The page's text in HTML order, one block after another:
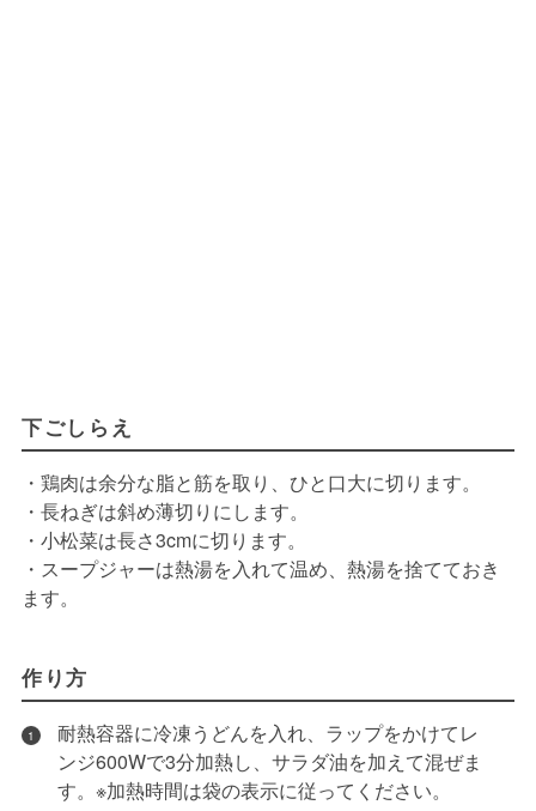
下ごしらえ
・鶏肉は余分な脂と筋を取り、ひと口大に切ります。
・長ねぎは斜め薄切りにします。
・小松菜は長さ3cmに切ります。
・スープジャーは熱湯を入れて温め、熱湯を捨てておき
ます。
作り方
1
耐熱容器に冷凍うどんを入れ、ラップをかけてレ
ンジ600Wで3分加熱し、サラダ油を加えて混ぜま
す。※加熱時間は袋の表示に従ってください。